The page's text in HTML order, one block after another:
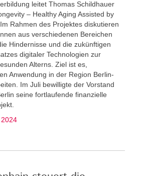
leitet Thomas Schildhauer
– Healthy Aging Assisted by
Rahmen des Projektes diskutieren
aus verschiedenen Bereichen
Hindernisse und die zukünftigen
digitaler Technologien zur
Alterns. Ziel ist es,
Anwendung in der Region Berlin-
Im Juli bewilligte der Vorstand
seine fortlaufende finanzielle